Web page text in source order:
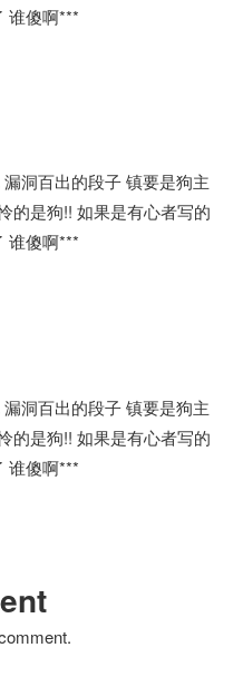
谁傻啊***
洞百出的段子 镇要是狗主
的是狗!! 如果是有心者写的
谁傻啊***
洞百出的段子 镇要是狗主
的是狗!! 如果是有心者写的
谁傻啊***